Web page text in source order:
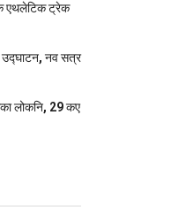
एथलेटिक ट्रेक
उद्घाटन, नव सत्र
लोकनि, 29 कए